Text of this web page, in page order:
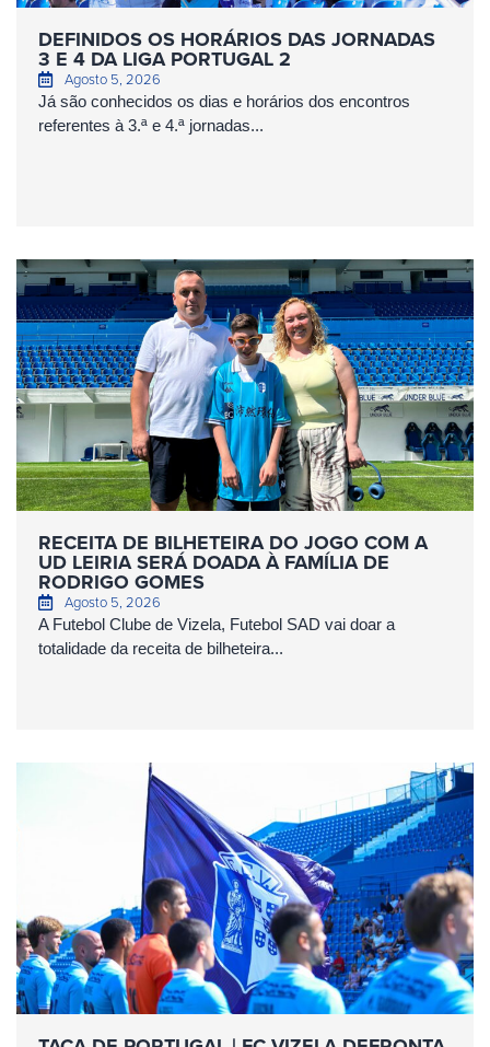
DEFINIDOS OS HORÁRIOS DAS JORNADAS
3 E 4 DA LIGA PORTUGAL 2
Agosto 5, 2026
Já são conhecidos os dias e horários dos encontros
referentes à 3.ª e 4.ª jornadas...
RECEITA DE BILHETEIRA DO JOGO COM A
UD LEIRIA SERÁ DOADA À FAMÍLIA DE
RODRIGO GOMES
Agosto 5, 2026
A Futebol Clube de Vizela, Futebol SAD vai doar a
totalidade da receita de bilheteira...